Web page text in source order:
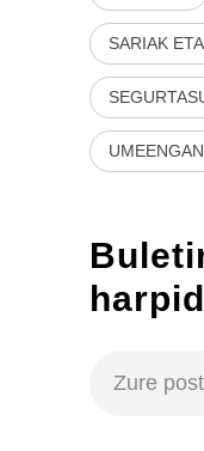
SARIAK